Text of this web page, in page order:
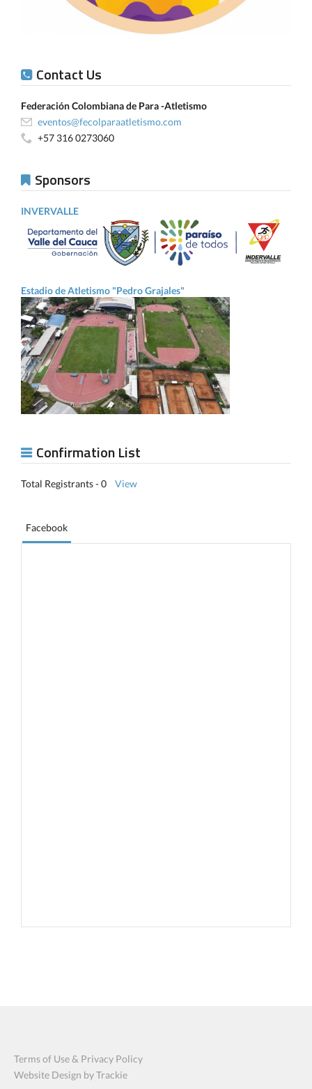
Contact Us
Federación Colombiana de Para -Atletismo
eventos@fecolparaatletismo.com
+57 316 0273060
Sponsors
INVERVALLE
Estadio de Atletismo "Pedro Grajales"
Confirmation List
Total Registrants - 0 View
Facebook
Terms of Use & Privacy Policy
Website Design by Trackie